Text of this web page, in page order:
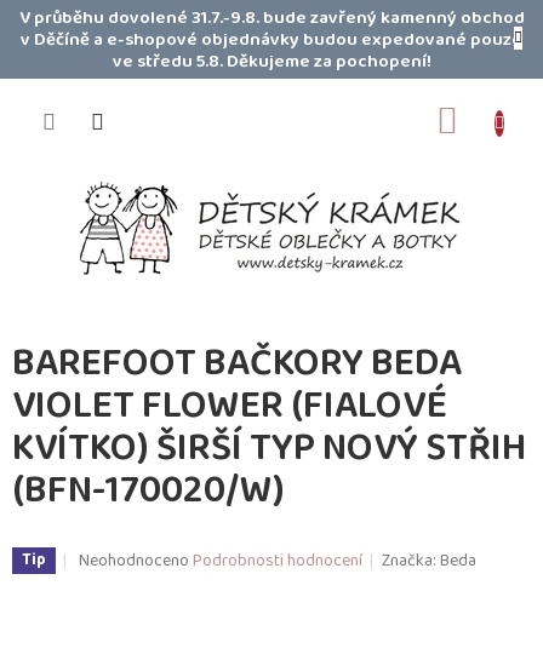
PřejítV průběhu dovolené 31.7.-9.8. bude zavřený kamenný obchod
v Děčíně a e-shopové objednávky budou expedované pouze
ve středu 5.8. Děkujeme za pochopení!
BAREFOOT BAČKORY BEDA
VIOLET FLOWER (FIALOVÉ
KVÍTKO) ŠIRŠÍ TYP NOVÝ STŘIH
(BFN-170020/W)
Tip
Průměrné
NeohodnocenoPodrobnosti hodnocení Značka: Beda